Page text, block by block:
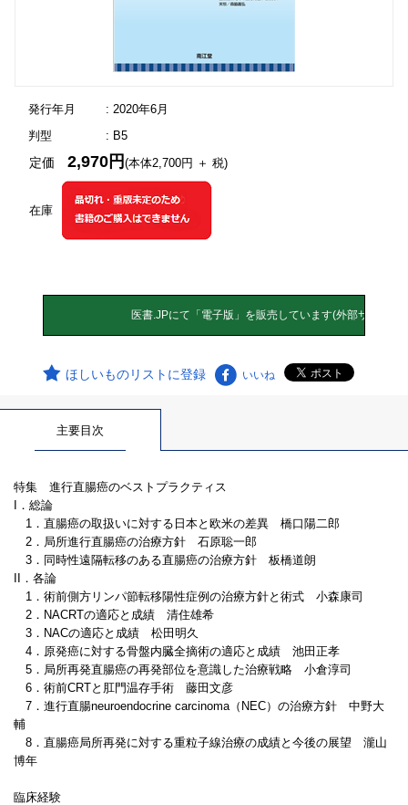
発行年月
: 2020年6月
判型
: B5
在庫
定価2,970円(本体2,700円 ＋ 税)
ほしいものリストに登録 いいね
主要目次
特集 進行直腸癌のベストプラクティス
I．総論
1．直腸癌の取扱いに対する日本と欧米の差異 橋口陽二郎
2．局所進行直腸癌の治療方針 石原聡一郎
3．同時性遠隔転移のある直腸癌の治療方針 板橋道朗
II．各論
1．術前側方リンパ節転移陽性症例の治療方針と術式 小森康司
2．NACRTの適応と成績 清住雄希
3．NACの適応と成績 松田明久
4．原発癌に対する骨盤内臓全摘術の適応と成績 池田正孝
5．局所再発直腸癌の再発部位を意識した治療戦略 小倉淳司
6．術前CRTと肛門温存手術 藤田文彦
7．進行直腸neuroendocrine carcinoma（NEC）の治療方針 中野大
輔
8．直腸癌局所再発に対する重粒子線治療の成績と今後の展望 瀧山
博年
臨床経験